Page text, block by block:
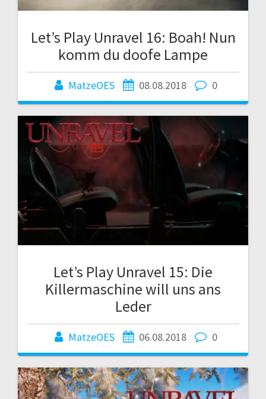
Let’s Play Unravel 16: Boah! Nun
komm du doofe Lampe
MatzeOES 08.08.2018 0
Let’s Play Unravel 15: Die
Killermaschine will uns ans
Leder
MatzeOES 06.08.2018 0